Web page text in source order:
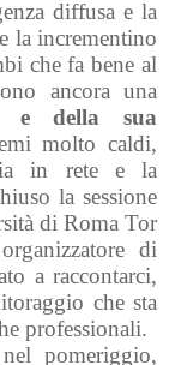
diffusa e la
la incrementino
che fa bene al
ancora una
e della sua
molto caldi,
in rete e la
la sessione
di Roma Tor
di
a raccontarci,
che sta
professionali.
pomeriggio,